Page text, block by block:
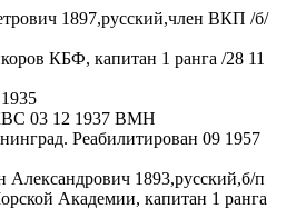
1897,русский,член ВКП /б/
КБФ, капитан 1 ранга /28 11
03 12 1937 ВМН
Реабилитирован 09 1957
1893,русский,б/п
Академии, капитан 1 ранга